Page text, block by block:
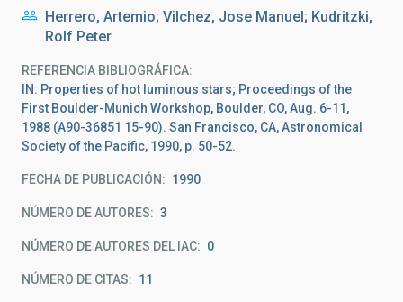
Herrero, Artemio; Vilchez, Jose Manuel; Kudritzki,
Rolf Peter
REFERENCIA BIBLIOGRÁFICA
IN: Properties of hot luminous stars; Proceedings of the
First Boulder-Munich Workshop, Boulder, CO, Aug. 6-11,
1988 (A90-36851 15-90). San Francisco, CA, Astronomical
Society of the Pacific, 1990, p. 50-52.
FECHA DE PUBLICACIÓN: 1990
NÚMERO DE AUTORES 3
NÚMERO DE AUTORES DEL IAC 0
NÚMERO DE CITAS 11